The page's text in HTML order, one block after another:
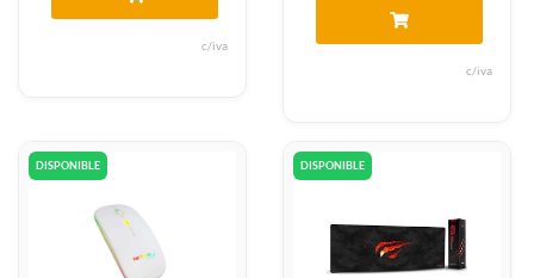
c/iva
c/iva
DISPONIBLE DISPONIBLE